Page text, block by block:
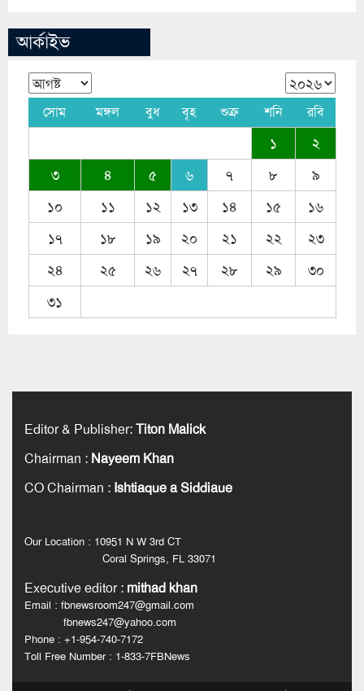
আর্কাইভ
সোম মঙ্গল বুধ বৃহ শুক্র শনি রবি
১
২
৩
৪ ৫ ৬ ৭ ৮
৯
১০
১১ ১২ ১৩ ১৪ ১৫
১৬
১৭
১৮ ১৯ ২০ ২১ ২২
২৩
২৪
২৫ ২৬ ২৭ ২৮ ২৯
৩০
৩১
Editor & Publisher:Titon Malick
Chairman : Nayeem Khan
CO Chairman : Ishtiaque a Siddiaue
Our Location : 10951 N W 3rd CT
Coral Springs, FL 33071
Executive editor: mithad khan
Email : fbnewsroom247@gmail.com
fbnews247@yahoo.com
Phone : +1-954-740-7172
Toll Free Number : 1-833-7FBNews